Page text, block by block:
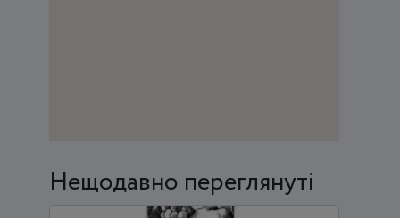
Нещодавно переглянуті